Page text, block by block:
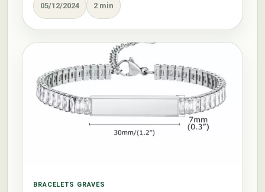
05/12/2024 2 min
BRACELETS GRAVÉS